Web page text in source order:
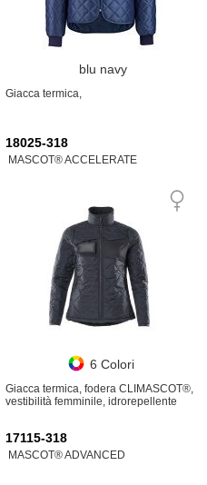
blu navy
Giacca termica,
18025-318
MASCOT® ACCELERATE
6 Colori
Giacca termica, fodera CLIMASCOT®,
vestibilità femminile, idrorepellente
17115-318
MASCOT® ADVANCED